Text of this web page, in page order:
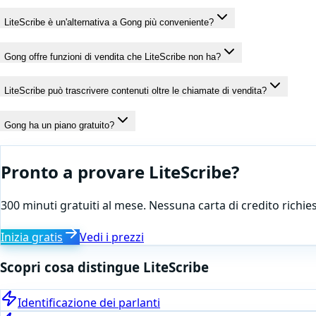
LiteScribe è un'alternativa a Gong più conveniente?
Gong offre funzioni di vendita che LiteScribe non ha?
LiteScribe può trascrivere contenuti oltre le chiamate di vendita?
Gong ha un piano gratuito?
Pronto a provare LiteScribe?
300 minuti gratuiti al mese. Nessuna carta di credito
Inizia gratis Vedi i prezzi
Scopri cosa distingue LiteScribe
Identificazione dei parlanti